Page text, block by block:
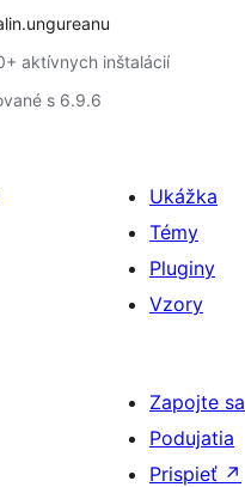
aktívnych inštalácií
s 6.9.6
Ukážka
Témy
Pluginy
Vzory
Zapojte sa
Podujatia
Prispieť ↗